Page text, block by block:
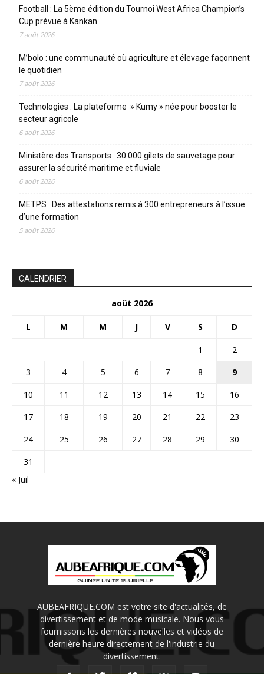
Football : La 5ème édition du Tournoi West Africa Champion’s
Cup prévue à Kankan
7 août 2026
M’bolo : une communauté où agriculture et élevage façonnent
le quotidien
7 août 2026
Technologies : La plateforme » Kumy » née pour booster le
secteur agricole
6 août 2026
Ministère des Transports : 30.000 gilets de sauvetage pour
assurer la sécurité maritime et fluviale
6 août 2026
METPS : Des attestations remis à 300 entrepreneurs à l’issue
d’une formation
5 août 2026
CALENDRIER
août 2026
L M M J V S D
1
2
3
4 5 6 7 8
9
10
11 12 13 14 15
16
17
18 19 20 21 22
23
24
25 26 27 28 29
30
31
« Juil
AUBEAFRIQUE.COM est votre site d'actualités, de
divertissement et de mode musicale. Nous vous
fournissons les dernières nouvelles et vidéos de
dernière heure directement de l'industrie du
divertissement.